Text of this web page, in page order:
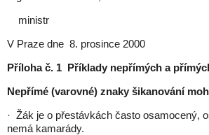
ministr
V Praze dne 8. prosince 2000
Příloha č. 1 Příklady nepřímých a
Nepřímé (varovné) znaky šikanování
· Žák je o přestávkách často osamocený,
nemá kamarády.